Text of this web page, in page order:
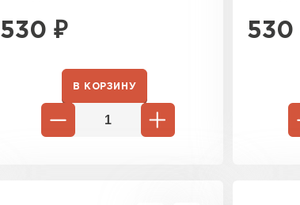
530 ₽
В КОРЗИНУ
530